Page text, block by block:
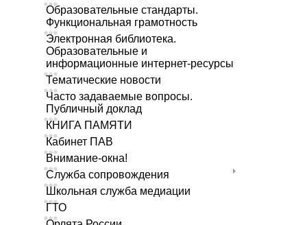
Образовательные стандарты.
Функциональная грамотность
Электронная библиотека.
Образовательные и
информационные интернет-ресурсы
Тематические новости
Часто задаваемые вопросы.
Публичный доклад
КНИГА ПАМЯТИ
Кабинет ПАВ
Внимание-окна!
Служба сопровождения
Школьная служба медиации
ГТО